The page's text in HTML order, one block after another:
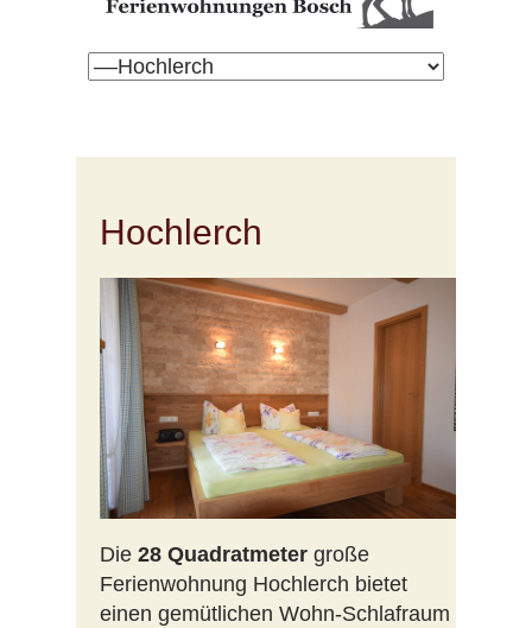
Hochlerch
Die 28 Quadratmeter große
Ferienwohnung Hochlerch bietet
einen gemütlichen Wohn-Schlafraum